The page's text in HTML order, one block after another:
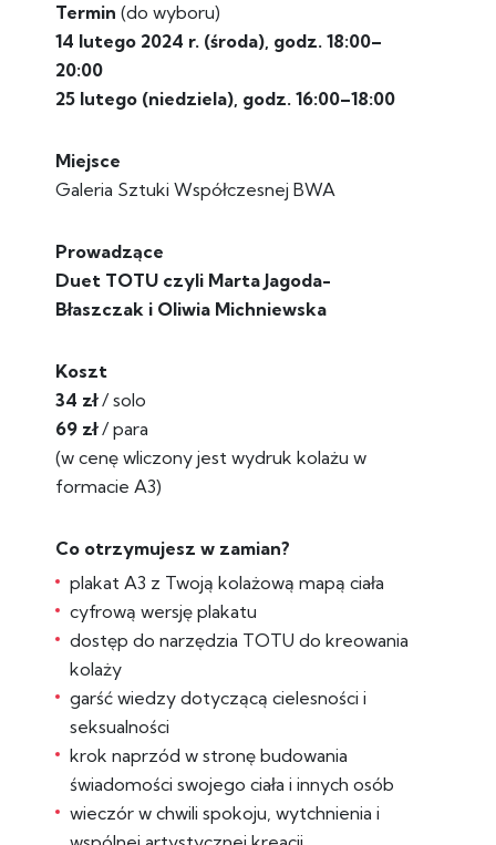
Termin (do wyboru)
14 lutego 2024 r. (środa), godz. 18:00–
20:00
25 lutego (niedziela), godz. 16:00–18:00
Miejsce
Galeria Sztuki Współczesnej BWA
Prowadzące
Duet TOTU czyli Marta Jagoda-
Błaszczak i Oliwia Michniewska
Koszt
34 zł/ solo
69 zł/ para
(w cenę wliczony jest wydruk kolażu w
formacie A3)
Co otrzymujesz w zamian?
plakat A3 z Twoją kolażową mapą ciała
cyfrową wersję plakatu
dostęp do narzędzia TOTU do kreowania
kolaży
garść wiedzy dotyczącą cielesności i
seksualności
krok naprzód w stronę budowania
świadomości swojego ciała i innych osób
wieczór w chwili spokoju, wytchnienia i